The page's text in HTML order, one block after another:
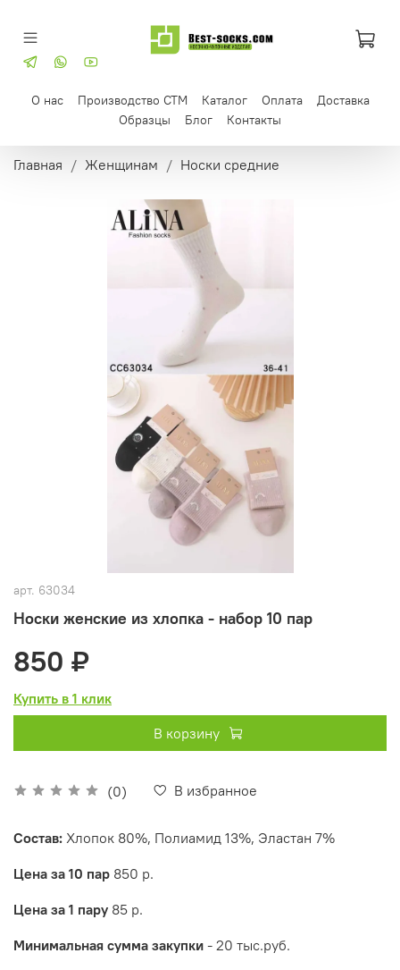
О нас Производство СТМ Каталог Оплата
Доставка
Образцы
Блог Контакты
Главная Женщинам Носки средние
арт. 63034
Носки женские из хлопка - набор 10 пар
(0) В избранное
850 ₽
Купить в 1 клик
В корзину
Состав: Хлопок 80%, Полиамид 13%, Эластан 7%
Цена за 10 пар 850 р.
Цена за 1 пару 85 р.
Минимальная сумма закупки - 20 тыс.руб.